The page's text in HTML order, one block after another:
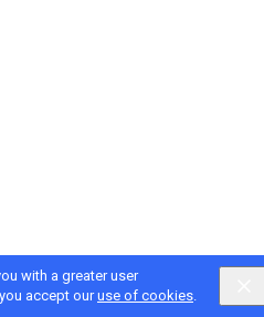
with a greater user
accept ouruse of cookies.